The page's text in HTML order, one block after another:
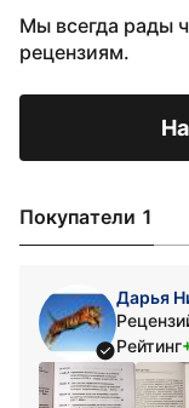
Мы всегда рады
рецензиям.
Покупатели 1
Дарья
Рейтинг